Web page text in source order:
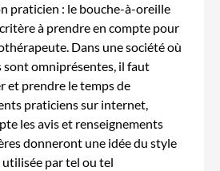
praticien : le bouche-à-oreille
critère à prendre en compte pour
Dans une société où
sont omniprésentes, il faut
et prendre le temps de
praticiens sur internet,
les avis et renseignements
donneront une idée du style
utilisée par tel ou tel